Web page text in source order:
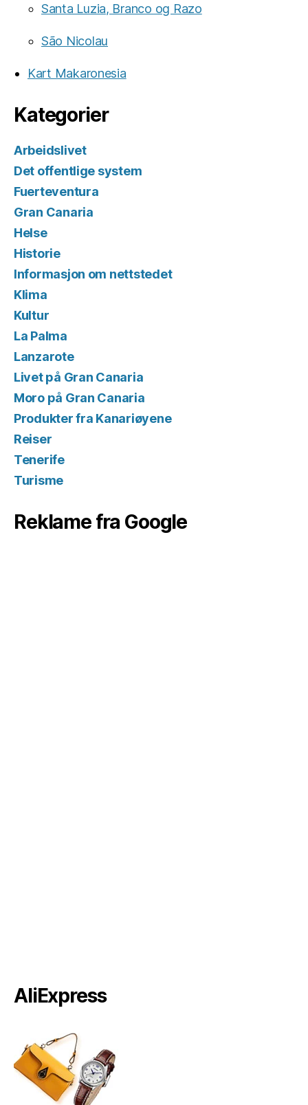
Santa Luzia, Branco og Razo
São Nicolau
Kart Makaronesia
Kategorier
Arbeidslivet
Det offentlige system
Fuerteventura
Gran Canaria
Helse
Historie
Informasjon om nettstedet
Klima
Kultur
La Palma
Lanzarote
Livet på Gran Canaria
Moro på Gran Canaria
Produkter fra Kanariøyene
Reiser
Tenerife
Turisme
Reklame fra Google
AliExpress